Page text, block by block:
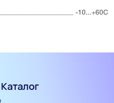
-10...+60С
Каталог